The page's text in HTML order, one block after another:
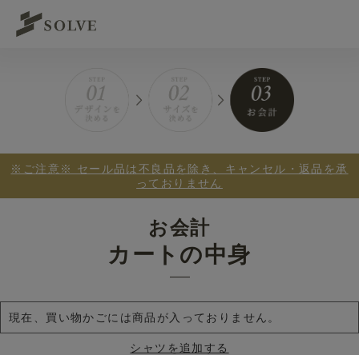
※ご注意※ セール品は不良品を除き、キャンセル・返品を承
っておりません
お会計
カートの中身
現在、買い物かごには商品が入っておりません。
シャツを追加する